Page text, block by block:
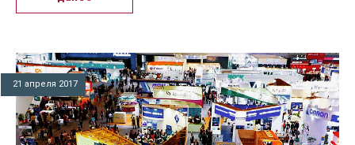
21 апреля 2017